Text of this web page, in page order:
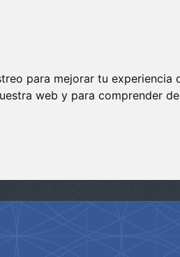
para mejorar tu
web y para comprender